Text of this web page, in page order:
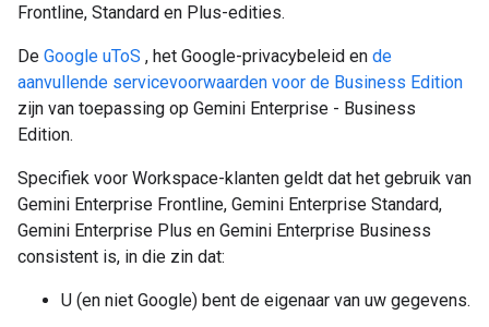
Frontline, Standard en Plus-edities.
De Google uToS , het Google-privacybeleid en de
aanvullende servicevoorwaarden voor de Business Edition
zijn van toepassing op Gemini Enterprise - Business
Edition.
Specifiek voor Workspace-klanten geldt dat het gebruik van
Gemini Enterprise Frontline, Gemini Enterprise Standard,
Gemini Enterprise Plus en Gemini Enterprise Business
consistent is, in die zin dat:
U (en niet Google) bent de eigenaar van uw gegevens.